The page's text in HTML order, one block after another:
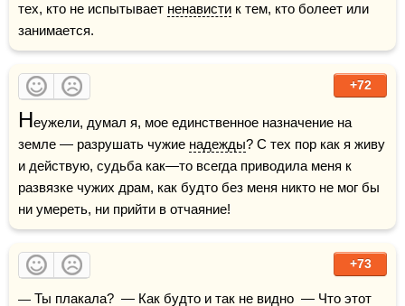
тех, кто не испытывает ненависти к тем, кто болеет или
занимается.
+72
Неужели, думал я, мое единственное назначение на
земле — разрушать чужие надежды? С тех пор как я живу
и действую, судьба как—то всегда приводила меня к
развязке чужих драм, как будто без меня никто не мог бы
ни умереть, ни прийти в отчаяние!
+73
— Ты плакала?  — Как будто и так не видно  — Что этот